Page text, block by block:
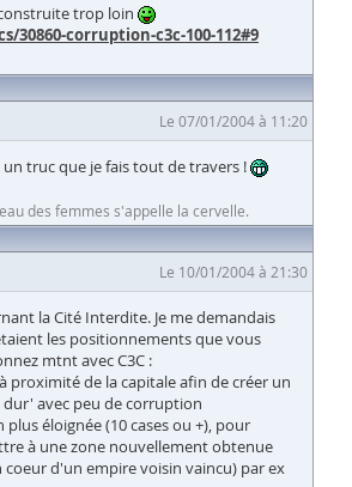
trop loin
30860-corruption-c3c-100-112#9
Le 07/01/2004 à 11:20
un truc que je fais tout de travers !
des femmes s'appelle la cervelle.
Le 10/01/2004 à 21:30
la Cité Interdite. Je me demandais
les positionnements que vous
mtnt avec C3C :
proximité de la capitale afin de créer un
avec peu de corruption
plus éloignée (10 cases ou +), pour
à une zone nouvellement obtenue
coeur d'un empire voisin vaincu) par ex